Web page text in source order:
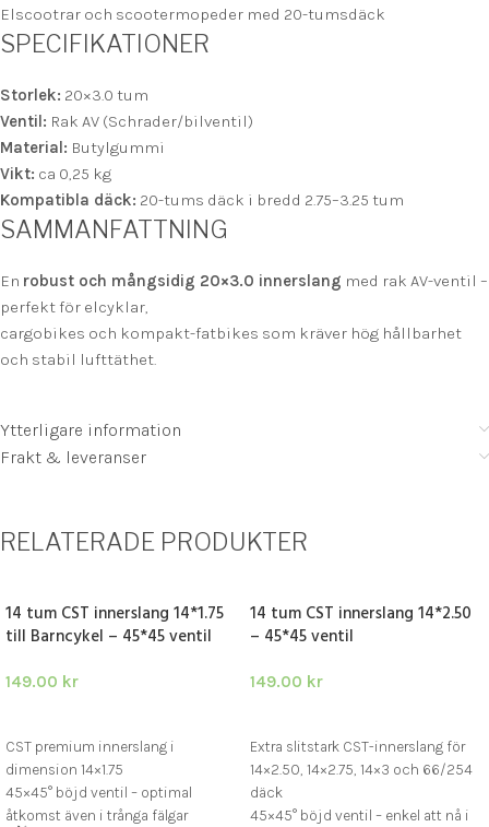
Elscootrar och scootermopeder med 20-tumsdäck
SPECIFIKATIONER
Storlek: 20×3.0 tum
Ventil: Rak AV (Schrader/bilventil)
Material: Butylgummi
Vikt: ca 0,25 kg
Kompatibla däck: 20-tums däck i bredd 2.75–3.25 tum
SAMMANFATTNING
En robust och mångsidig 20×3.0 innerslang med rak AV-ventil –
perfekt för elcyklar,
cargobikes och kompakt-fatbikes som kräver hög hållbarhet
och stabil lufttäthet.
Ytterligare information
Frakt & leveranser
RELATERADE PRODUKTER
14 tum CST innerslang 14*1.75
till Barncykel – 45*45 ventil
149.00 kr
CST premium innerslang i
dimension 14×1.75
45×45° böjd ventil – optimal
åtkomst även i trånga fälgar
14 tum CST innerslang 14*2.50
– 45*45 ventil
149.00 kr
Extra slitstark CST-innerslang för
14×2.50, 14×2.75, 14×3 och 66/254
däck
45×45° böjd ventil – enkel att nå i